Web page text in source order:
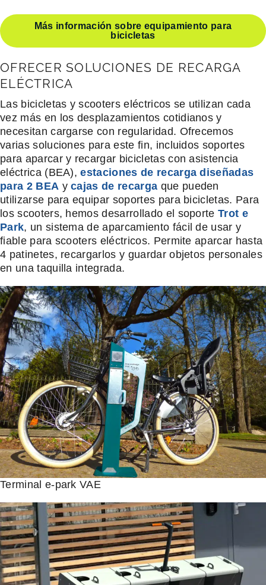
Más información sobre equipamiento para
bicicletas
OFRECER SOLUCIONES DE RECARGA
ELÉCTRICA
Las bicicletas y scooters eléctricos se utilizan cada
vez más en los desplazamientos cotidianos y
necesitan cargarse con regularidad. Ofrecemos
varias soluciones para este fin, incluidos soportes
para aparcar y recargar bicicletas con asistencia
eléctrica (BEA),estaciones de recarga diseñadas
para 2 BEA ycajas de recarga que pueden
utilizarse para equipar soportes para bicicletas. Para
los scooters, hemos desarrollado el soporteTrot e
Park, un sistema de aparcamiento fácil de usar y
fiable para scooters eléctricos. Permite aparcar hasta
4 patinetes, recargarlos y guardar objetos personales
en una taquilla integrada.
Terminal e-park VAE